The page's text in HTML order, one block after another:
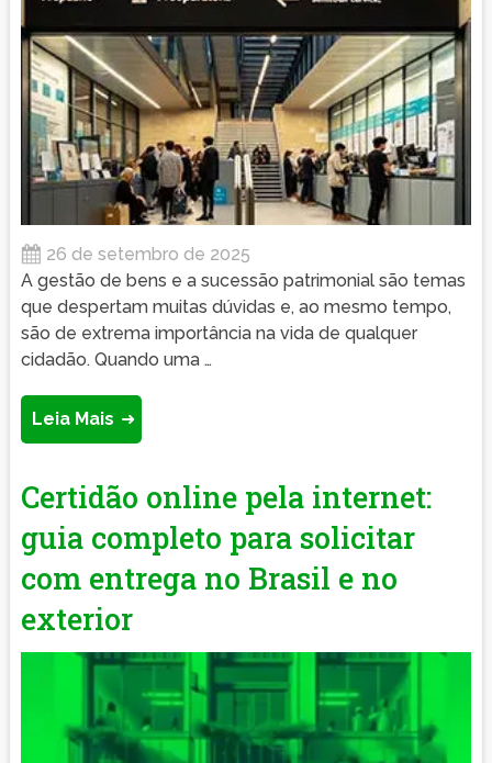
26 de setembro de 2025
A gestão de bens e a sucessão patrimonial são temas
que despertam muitas dúvidas e, ao mesmo tempo,
são de extrema importância na vida de qualquer
cidadão. Quando uma …
Leia Mais
Certidão online pela internet:
guia completo para solicitar
com entrega no Brasil e no
exterior